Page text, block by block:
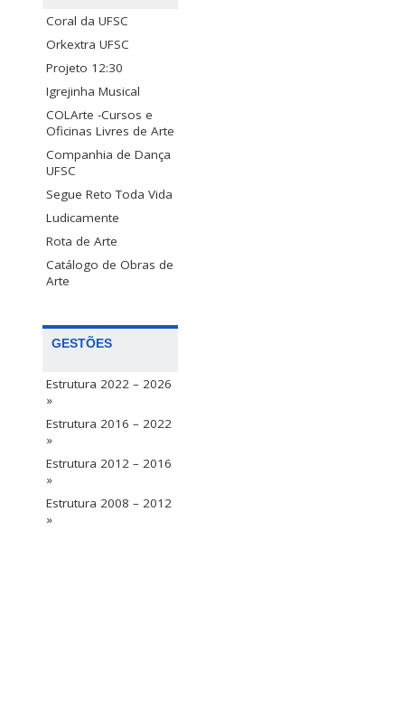
Coral da UFSC
Orkextra UFSC
Projeto 12:30
Igrejinha Musical
COLArte -Cursos e
Oficinas Livres de Arte
Companhia de Dança
UFSC
Segue Reto Toda Vida
Ludicamente
Rota de Arte
Catálogo de Obras de
Arte
GESTÕES
Estrutura 2022 – 2026
»
Estrutura 2016 – 2022
»
Estrutura 2012 – 2016
»
Estrutura 2008 – 2012
»